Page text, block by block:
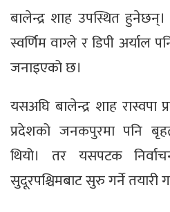
बालेन्द्र शाह उपस्थित हुनेछन्।
स्वर्णिम वाग्ले र डिपी अर्याल
जनाइएको छ।
यसअघि बालेन्द्र शाह रास्वपा
प्रदेशको जनकपुरमा पनि
थियो। तर यसपटक
सुदूरपश्चिमबाट सुरु गर्ने तयारी